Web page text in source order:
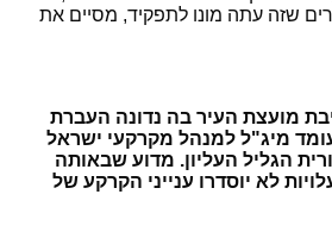
שזה עתה מונו לתפקיד, מסיים את
מועצת העיר בה נדונה העברת
מיג"ל למנהל מקרקעי ישראל
הגליל העליון. מדוע שבאותה
לא יוסדרו ענייני הקרקע של